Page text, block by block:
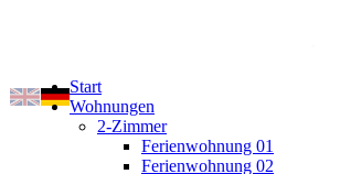
Start
Wohnungen
2-Zimmer
Ferienwohnung 01
Ferienwohnung 02